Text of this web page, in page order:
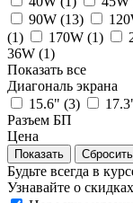
90W (13)
(1) 170W (1)
36W (1)
Показать все
Диагональ экрана
15.6" (3)
Разъем БП
Цена
Сбросить
Будьте всегда в
Узнавайте о